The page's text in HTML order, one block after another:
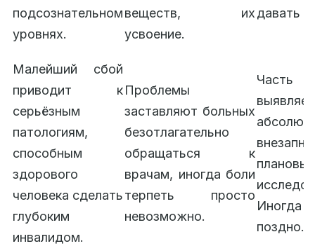
подсознательном
уровнях.
веществ, их
усвоение.
давать о
Малейший сбой
приводит к
серьёзным
патологиям,
способным
здорового
человека сделать
глубоким
инвалидом.
Проблемы
заставляют больных
безотлагательно
обращаться к
врачам, иногда боли
терпеть просто
невозможно.
Часть
плановых
Иногда
поздно.